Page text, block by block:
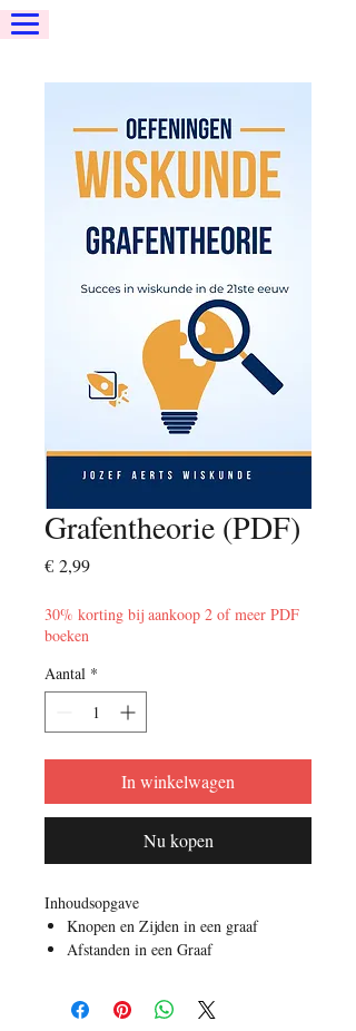
Grafentheorie (PDF)
€ 2,99Prijs
30% korting bij aankoop 2 of meer PDF
boeken
Aantal *
In winkelwagen
Nu kopen
Inhoudsopgave
Knopen en Zijden in een graaf
Afstanden in een Graaf
Graad van een knoop in een Graaf
Som van graden van een graaf